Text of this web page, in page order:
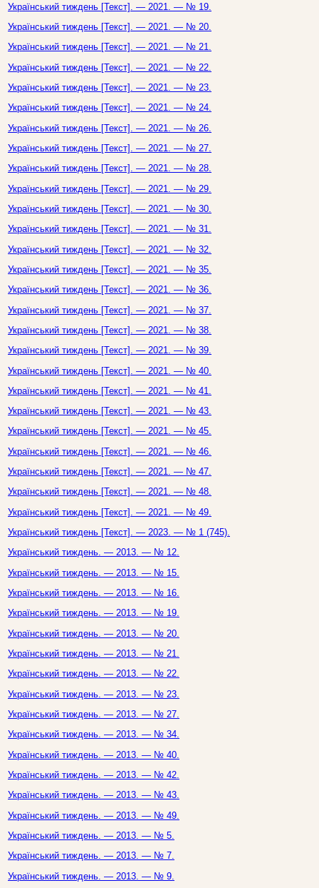
Український тиждень [Текст]. — 2021. — № 19.
Український тиждень [Текст]. — 2021. — № 20.
Український тиждень [Текст]. — 2021. — № 21.
Український тиждень [Текст]. — 2021. — № 22.
Український тиждень [Текст]. — 2021. — № 23.
Український тиждень [Текст]. — 2021. — № 24.
Український тиждень [Текст]. — 2021. — № 26.
Український тиждень [Текст]. — 2021. — № 27.
Український тиждень [Текст]. — 2021. — № 28.
Український тиждень [Текст]. — 2021. — № 29.
Український тиждень [Текст]. — 2021. — № 30.
Український тиждень [Текст]. — 2021. — № 31.
Український тиждень [Текст]. — 2021. — № 32.
Український тиждень [Текст]. — 2021. — № 35.
Український тиждень [Текст]. — 2021. — № 36.
Український тиждень [Текст]. — 2021. — № 37.
Український тиждень [Текст]. — 2021. — № 38.
Український тиждень [Текст]. — 2021. — № 39.
Український тиждень [Текст]. — 2021. — № 40.
Український тиждень [Текст]. — 2021. — № 41.
Український тиждень [Текст]. — 2021. — № 43.
Український тиждень [Текст]. — 2021. — № 45.
Український тиждень [Текст]. — 2021. — № 46.
Український тиждень [Текст]. — 2021. — № 47.
Український тиждень [Текст]. — 2021. — № 48.
Український тиждень [Текст]. — 2021. — № 49.
Український тиждень [Текст]. — 2023. — № 1 (745).
Український тиждень. — 2013. — № 12.
Український тиждень. — 2013. — № 15.
Український тиждень. — 2013. — № 16.
Український тиждень. — 2013. — № 19.
Український тиждень. — 2013. — № 20.
Український тиждень. — 2013. — № 21.
Український тиждень. — 2013. — № 22.
Український тиждень. — 2013. — № 23.
Український тиждень. — 2013. — № 27.
Український тиждень. — 2013. — № 34.
Український тиждень. — 2013. — № 40.
Український тиждень. — 2013. — № 42.
Український тиждень. — 2013. — № 43.
Український тиждень. — 2013. — № 49.
Український тиждень. — 2013. — № 5.
Український тиждень. — 2013. — № 7.
Український тиждень. — 2013. — № 9.